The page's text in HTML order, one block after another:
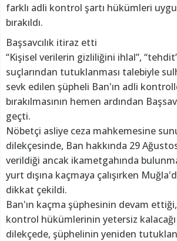
farklı adli kontrol şartı hükümleri
bırakıldı.
Başsavcılık itiraz etti
“Kişisel verilerin gizliliğini ihlal”,
suçlarından tutuklanması talebiyle
sevk edilen şüpheli Ban'ın adli
bırakılmasının hemen ardından
geçti.
Nöbetçi asliye ceza mahkemesine
dilekçesinde, Ban hakkında 29
verildiği ancak ikametgahında
yurt dışına kaçmaya çalışırken
dikkat çekildi.
Ban'ın kaçma şüphesinin devam
kontrol hükümlerinin yetersiz
dilekçede, şüphelinin yeniden